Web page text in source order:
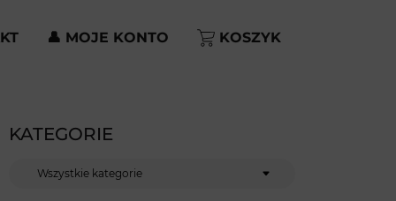
👤 MOJE KONTO KOSZYK
KATEGORIE
Kategorie